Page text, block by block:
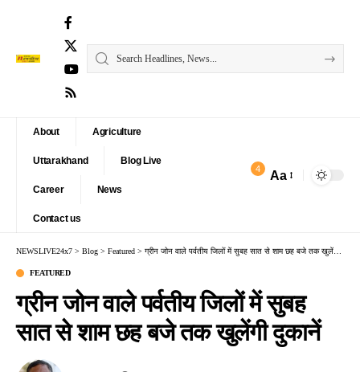
About Agriculture
Uttarakhand Blog Live
Career News
Contact us
4 Aa
NEWSLIVE24x7 > Blog > Featured > ग्रीन जोन वाले पर्वतीय जिलों में सुबह सात से शाम छह बजे तक खुलेंगी दुकानें
FEATURED
ग्रीन जोन वाले पर्वतीय जिलों में सुबह
सात से शाम छह बजे तक खुलेंगी दुकानें